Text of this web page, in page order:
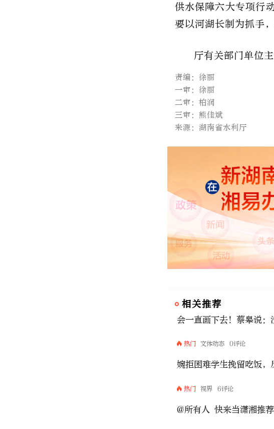
供水保障六大专项行
要以河湖长制为抓手
厅有关部门单位
责编：徐丽
一审：徐丽
二审：柏润
三审：熊佳斌
来源：湖南省水利厅
相关推荐
会一直画下去！蔡皋说
热门 文体动态 0评论
婉拒困难学生挽留吃饭
热门 视界 6评论
@所有人 快来当潇湘推